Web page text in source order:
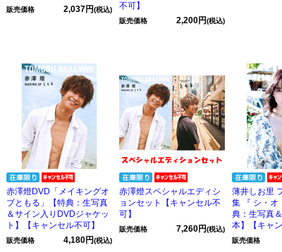
販売価格 2,037円(税込)
不可】
販売価格 2,200円(税込)
赤澤燈DVD「メイキングオ
ブともる」【特典：生写真
＆サイン入りDVDジャケッ
ト】【キャンセル不可】
販売価格 4,180円(税込)
赤澤燈スペシャルエディシ
ョンセット【キャンセル不
可】
販売価格 7,260円(税込)
薄井しお里
集 『 シ・オ
典：生写真
本】【キャ
販売価格